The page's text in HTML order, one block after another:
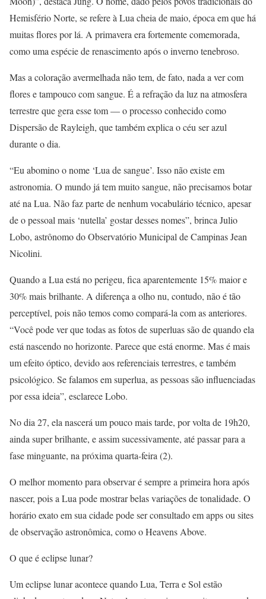
Hemisfério Norte, se refere à Lua cheia de maio, época em que há
muitas flores por lá. A primavera era fortemente comemorada,
como uma espécie de renascimento após o inverno tenebroso.
Mas a coloração avermelhada não tem, de fato, nada a ver com
flores e tampouco com sangue. É a refração da luz na atmosfera
terrestre que gera esse tom — o processo conhecido como
Dispersão de Rayleigh, que também explica o céu ser azul
durante o dia.
“Eu abomino o nome ‘Lua de sangue’. Isso não existe em
astronomia. O mundo já tem muito sangue, não precisamos botar
até na Lua. Não faz parte de nenhum vocabulário técnico, apesar
de o pessoal mais ‘nutella’ gostar desses nomes”, brinca Julio
Lobo, astrônomo do Observatório Municipal de Campinas Jean
Nicolini.
Quando a Lua está no perigeu, fica aparentemente 15% maior e
30% mais brilhante. A diferença a olho nu, contudo, não é tão
perceptível, pois não temos como compará-la com as anteriores.
“Você pode ver que todas as fotos de superluas são de quando ela
está nascendo no horizonte. Parece que está enorme. Mas é mais
um efeito óptico, devido aos referenciais terrestres, e também
psicológico. Se falamos em superlua, as pessoas são influenciadas
por essa ideia”, esclarece Lobo.
No dia 27, ela nascerá um pouco mais tarde, por volta de 19h20,
ainda super brilhante, e assim sucessivamente, até passar para a
fase minguante, na próxima quarta-feira (2).
O melhor momento para observar é sempre a primeira hora após
nascer, pois a Lua pode mostrar belas variações de tonalidade. O
horário exato em sua cidade pode ser consultado em apps ou sites
de observação astronômica, como o Heavens Above.
O que é eclipse lunar?
Um eclipse lunar acontece quando Lua, Terra e Sol estão